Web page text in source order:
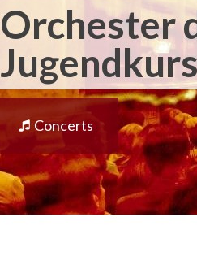
Orchester
Concerts